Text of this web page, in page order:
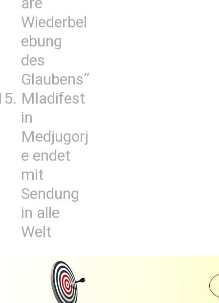
Wiederbel
ebung
des
Glaubens“
Mladifest
in
Medjugorj
e endet
mit
Sendung
in alle
Welt